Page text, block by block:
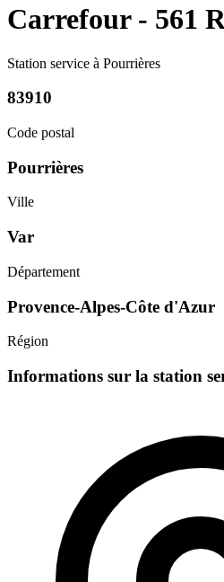
Carrefour - 561
Station service à Pourrières
83910
Code postal
Pourrières
Ville
Var
Département
Provence-Alpes-Côte d'Azur
Région
Informations sur la station